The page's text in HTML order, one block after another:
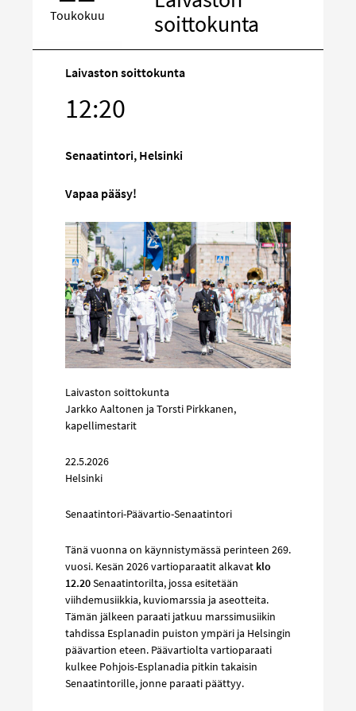
Toukokuu
soittokunta
Laivaston soittokunta
12:20
Senaatintori, Helsinki
Vapaa pääsy!
Laivaston soittokunta
Jarkko Aaltonen ja Torsti Pirkkanen,
kapellimestarit
22.5.2026
Helsinki
Senaatintori-Päävartio-Senaatintori
Tänä vuonna on käynnistymässä perinteen 269.
vuosi. Kesän 2026 vartioparaatit alkavat klo
12.20Senaatintorilta, jossa esitetään
viihdemusiikkia, kuviomarssia ja aseotteita.
Tämän jälkeen paraati jatkuu marssimusiikin
tahdissa Esplanadin puiston ympäri ja Helsingin
päävartion eteen. Päävartiolta vartioparaati
kulkee Pohjois-Esplanadia pitkin takaisin
Senaatintorille, jonne paraati päättyy.